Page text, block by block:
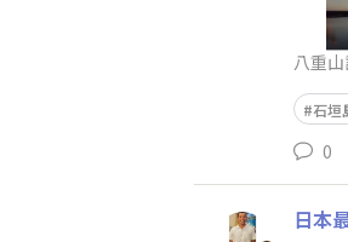
八重
石垣
0
日本